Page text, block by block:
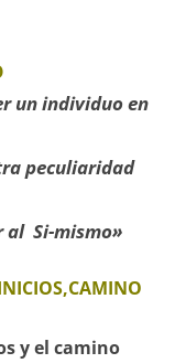
un individuo en
peculiaridad
al Si-mismo»
y el camino